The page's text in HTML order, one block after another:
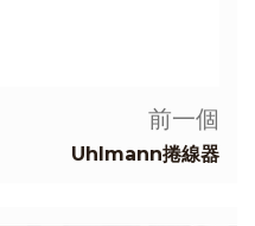
前一個
Uhlmann捲線器